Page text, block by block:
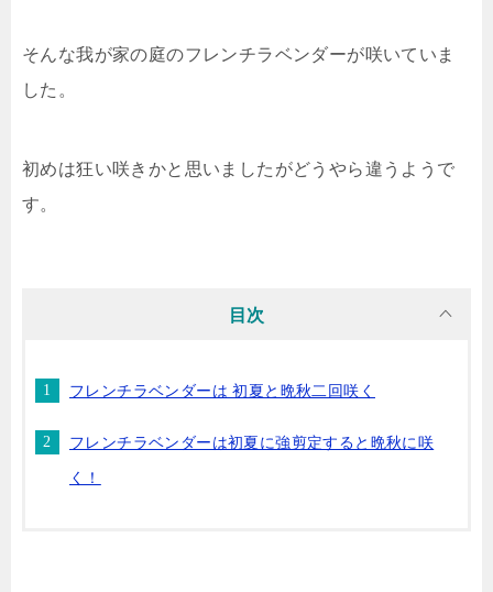
そんな我が家の庭のフレンチラベンダーが咲いていま
した。
初めは狂い咲きかと思いましたがどうやら違うようで
す。
目次
フレンチラベンダーは 初夏と晩秋二回咲く
フレンチラベンダーは初夏に強剪定すると晩秋に咲
く！